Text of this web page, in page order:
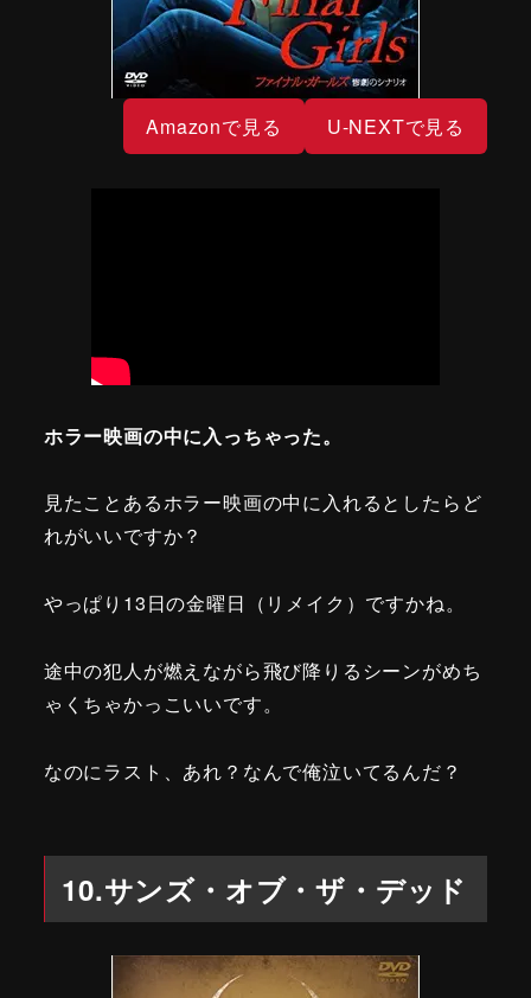
Amazonで見る U-NEXTで見る
ホラー映画の中に入っちゃった。
見たことあるホラー映画の中に入れるとしたらど
れがいいですか？
やっぱり13日の金曜日（リメイク）ですかね。
途中の犯人が燃えながら飛び降りるシーンがめち
ゃくちゃかっこいいです。
なのにラスト、あれ？なんで俺泣いてるんだ？
10.サンズ・オブ・ザ・デッド